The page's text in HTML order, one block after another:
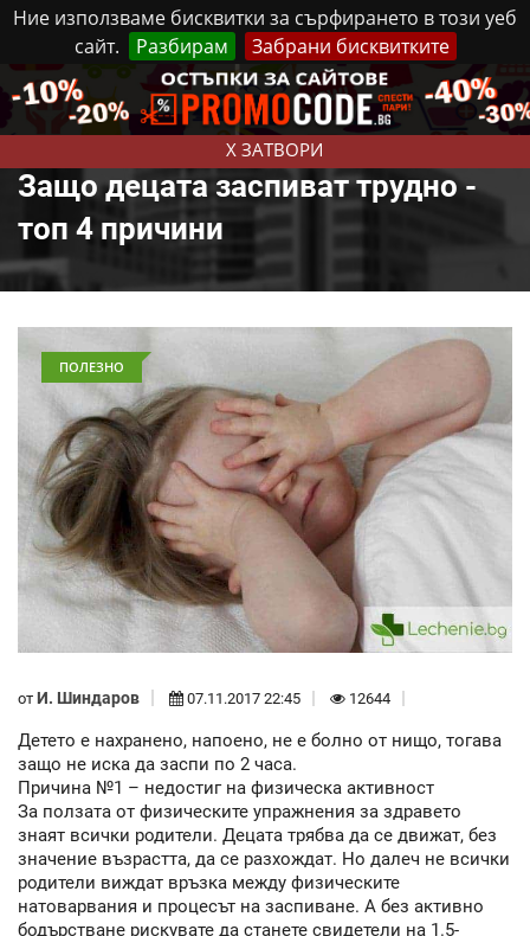
Ние използваме бисквитки за сърфирането в този уеб
сайт.
Разбирам Забрани бисквитките
X ЗАТВОРИ
Петък, 7 Август, 2026 Реклама Контакти
Защо децата заспиват трудно -
топ 4 причини
ПОЛЕЗНО
от И. Шиндаров 07.11.2017 22:45 12644
Детето е нахранено, напоено, не е болно от нищо, тогава
защо не иска да заспи по 2 часа.
Причина №1 – недостиг на физическа активност
За ползата от физическите упражнения за здравето
знаят всички родители. Децата трябва да се движат, без
значение възрастта, да се разхождат. Но далеч не всички
родители виждат връзка между физическите
натоварвания и процесът на заспиване. А без активно
бодърстване рискувате да станете свидетели на 1.5-